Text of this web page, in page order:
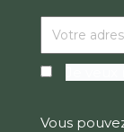
Vous